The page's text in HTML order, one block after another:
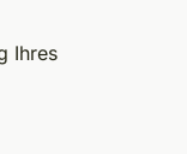
Ihres